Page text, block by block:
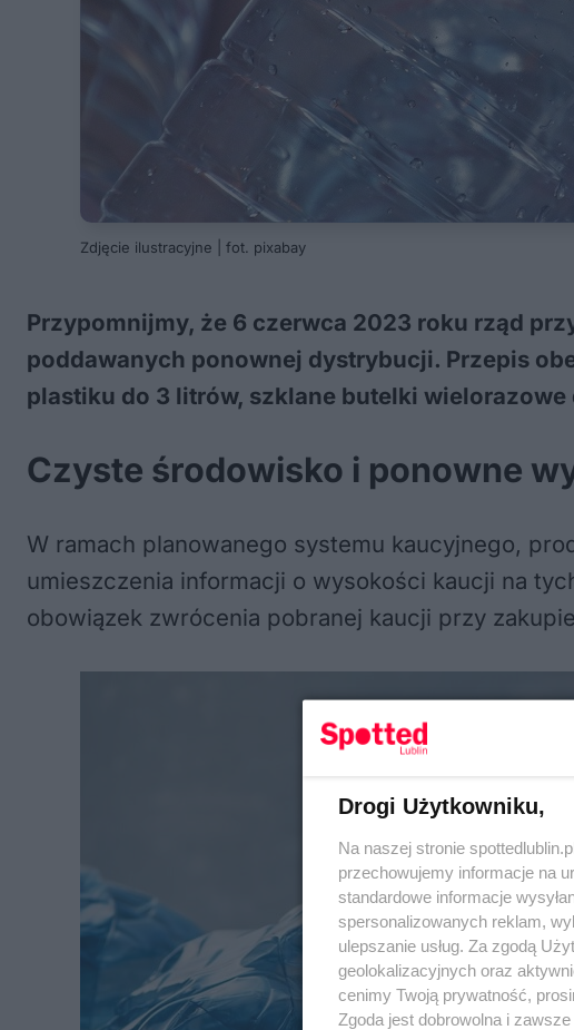
Zdjęcie ilustracyjne | fot. pixabay
Przypomnijmy, że 6 czerwca 2023 roku rząd
poddawanych ponownej dystrybucji. Przepis
plastiku do 3 litrów, szklane butelki
Czyste środowisko i ponowne
W ramach planowanego systemu kaucyjnego,
umieszczenia informacji o wysokości kaucji na
obowiązek zwrócenia pobranej kaucji przy
Drogi Użytkowniku,
Na naszej stronie
przechowujemy informacje na
standardowe informacje
spersonalizowanych reklam,
ulepszanie usług. Za zgodą
geolokalizacyjnych oraz
cenimy Twoją prywatność,
Zgoda jest dobrowolna i